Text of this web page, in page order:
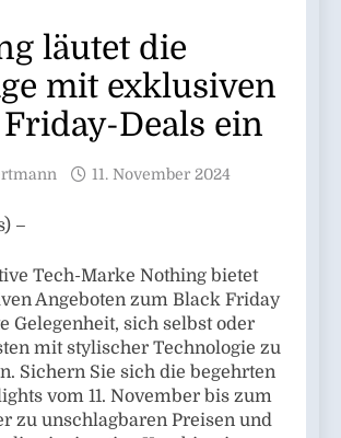
läutet die
mit exklusiven
Deals ein
11. November 2024
–
Tech-Marke Nothing bietet
Angeboten zum Black Friday
Gelegenheit, sich selbst oder
mit stylischer Technologie zu
Sichern Sie sich die begehrten
vom 11. November bis zum
zu unschlagbaren Preisen und